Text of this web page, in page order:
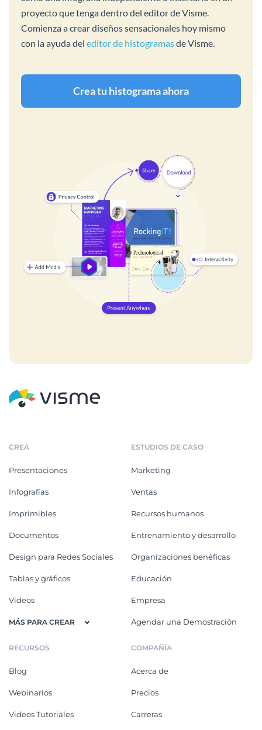
proyecto que tenga dentro del editor de Visme.
Comienza a crear diseños sensacionales hoy mismo
con la ayuda del editor de histogramasde Visme.
Crea tu histograma ahora
CREA
Presentaciones
Infografías
Imprimibles
Documentos
Design para Redes Sociales
Tablas y gráficos
Videos
MÁS PARA CREAR
ESTUDIOS DE CASO
Marketing
Ventas
Recursos humanos
Entrenamiento y desarrollo
Organizaciones benéficas
Educación
Empresa
Agendar una Demostración
RECURSOS
Blog
Webinarios
Videos Tutoriales
COMPAÑÍA
Acerca de
Precios
Carreras